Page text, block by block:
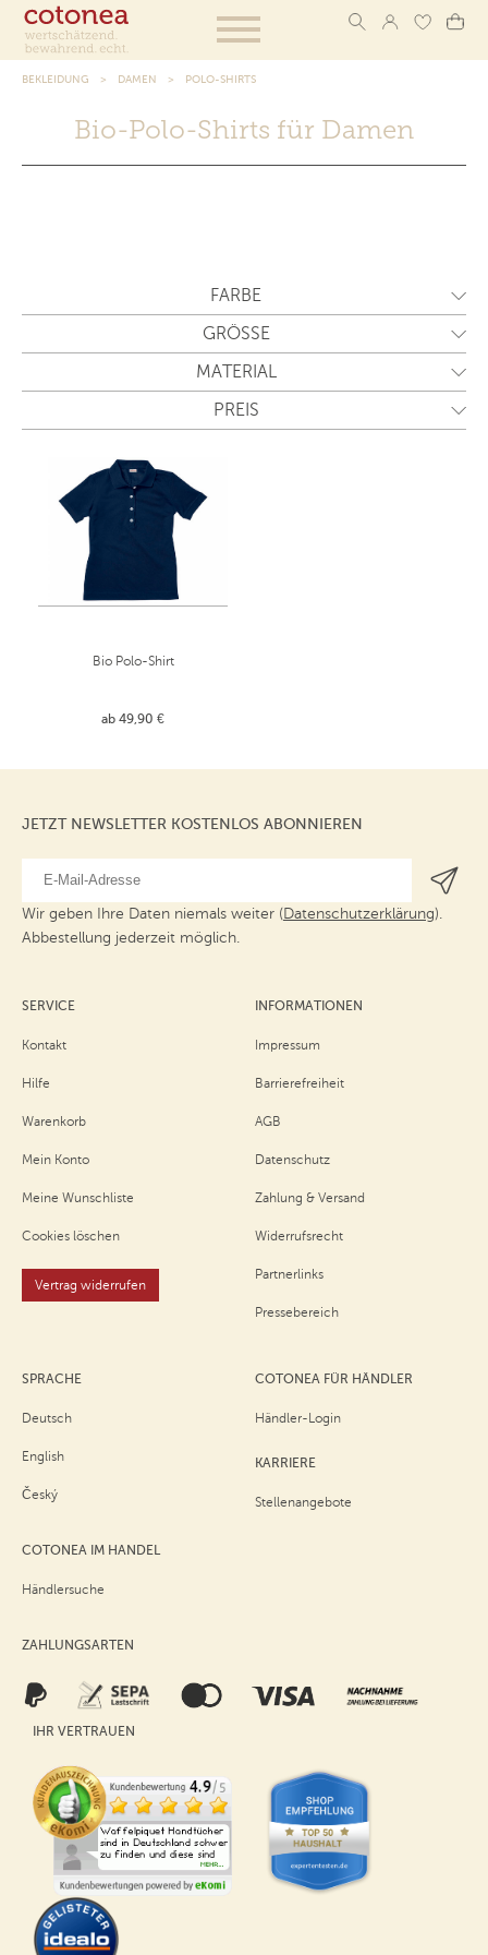
BEKLEIDUNG DAMEN POLO-SHIRTS
Bio-Polo-Shirts für Damen
FARBE
GRÖSSE
MATERIAL
PREIS
Bio Polo-Shirt
ab 49,90 €
JETZT NEWSLETTER KOSTENLOS ABONNIEREN
Wir geben Ihre Daten niemals weiter (Datenschutzerklärung).
Abbestellung jederzeit möglich.
SERVICE
Kontakt
Hilfe
Warenkorb
Mein Konto
Meine Wunschliste
Cookies löschen
Vertrag widerrufen
INFORMATIONEN
Impressum
Barrierefreiheit
AGB
Datenschutz
Zahlung & Versand
Widerrufsrecht
Partnerlinks
Pressebereich
SPRACHE
Deutsch
English
Český
COTONEA IM HANDEL
Händlersuche
COTONEA FÜR HÄNDLER
Händler-Login
KARRIERE
Stellenangebote
ZAHLUNGSARTEN
IHR VERTRAUEN